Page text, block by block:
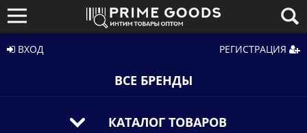
ВХОД РЕГИСТРАЦИЯ
ВСЕ БРЕНДЫ
КАТАЛОГ ТОВАРОВ